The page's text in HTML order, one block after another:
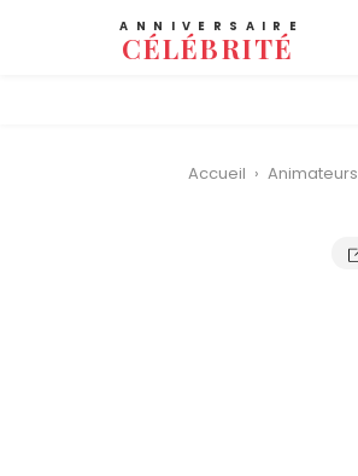
ANNIVERSAIRE
CÉLÉBRITÉ
Accueil › Animateurs